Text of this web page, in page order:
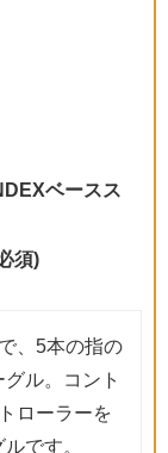
ベースス
須)
、5本の指の
ル。コント
ローラーを
です。